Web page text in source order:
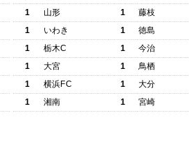
1
山形 1
藤枝
1
いわき 1
徳島
1
栃木C 1
今治
1
大宮 1
鳥栖
1
横浜FC 1
大分
1
湘南 1 宮崎